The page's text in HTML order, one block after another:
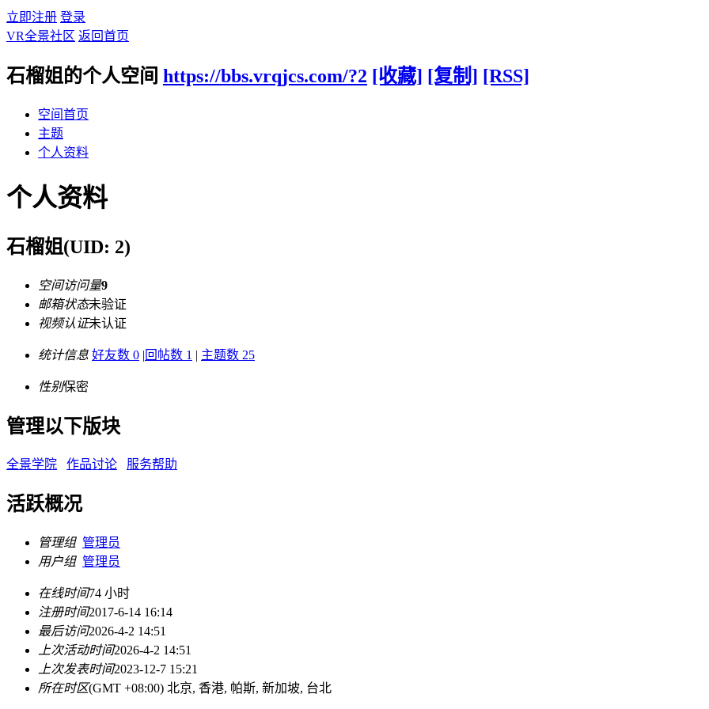
立即注册 登录
VR全景社区 返回首页
石榴姐的个人空间 https://bbs.vrqjcs.com/?2 [收藏] [复制] [RSS]
空间首页
主题
个人资料
个人资料
石榴姐(UID: 2)
空间访问量9
邮箱状态未验证
视频认证未认证
统计信息 好友数 0 |回帖数 1 | 主题数 25
性别保密
管理以下版块
全景学院 作品讨论 服务帮助
活跃概况
管理组 管理员
用户组 管理员
在线时间74 小时
注册时间2017-6-14 16:14
最后访问2026-4-2 14:51
上次活动时间2026-4-2 14:51
上次发表时间2023-12-7 15:21
所在时区(GMT +08:00) 北京, 香港, 帕斯, 新加坡, 台北